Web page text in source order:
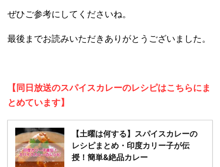
ぜひご参考にしてくださいね。
最後までお読みいただきありがとうございました。
【同日放送のスパイスカレーのレシピはこちらにま
とめています】
【土曜は何する】スパイスカレーの
レシピまとめ・印度カリー子が伝
授！簡単&絶品カレー